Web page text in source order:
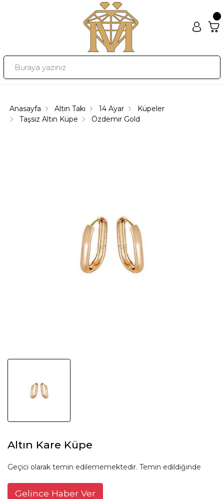
Anasayfa Altın Takı 14 Ayar
Küpeler
Taşsız Altın Küpe
Özdemir Gold
Altın Kare Küpe
Geçici olarak temin edilememektedir. Temin edildiğinde
Gelince Haber Ver